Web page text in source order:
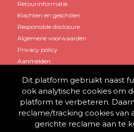
Retourinformatie
Klachten en geschillen
Responsible disclosure
Algemene voorwaarden
Privacy policy
Aanmelden
Mijn account
Account aanmaken
Winkelwagen
Inloggen
Dit platform gebruikt naast
ook analytische cookies om
platform te verbeteren.
reclame/tracking cookies van
gerichte reclame aan te